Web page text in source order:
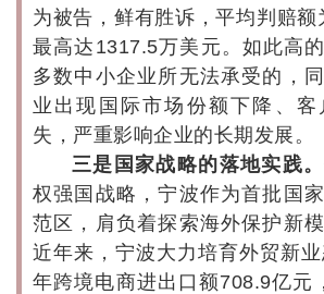
为被告，鲜有胜诉，平均判赔额
最高达1317.5万美元。如此高
多数中小企业所无法承受的，
业出现国际市场份额下降、
失，严重影响企业的长期发展。
三是国家战略的落地实践。
权强国战略，宁波作为首批国
范区，肩负着探索海外保护新
近年来，宁波大力培育外贸新
年跨境电商进出口额708.9亿元